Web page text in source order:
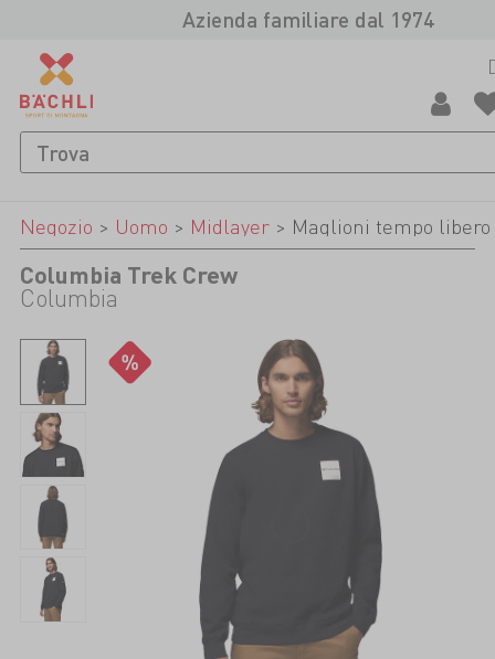
Azienda familiare dal 1974
Negozio > Uomo > Midlayer> Maglioni tempo libero
Columbia Trek Crew
Columbia